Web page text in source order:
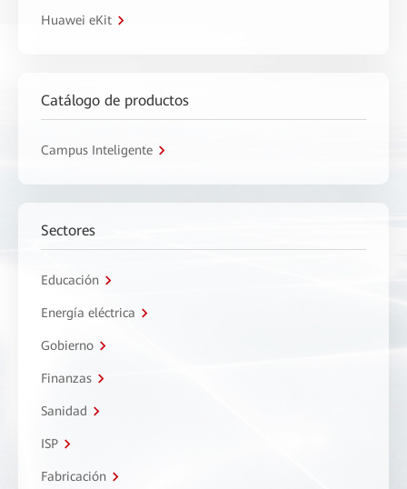
Huawei eKit
Catálogo de productos
Campus Inteligente
Sectores
Educación
Energía eléctrica
Gobierno
Finanzas
Sanidad
ISP
Fabricación